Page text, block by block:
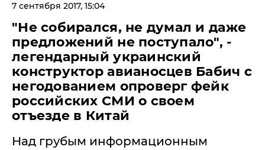
7 сентября 2017, 15:04
"Не собирался, не думал и даже
предложений не поступало", -
легендарный украинский
конструктор авианосцев Бабич с
негодованием опроверг фейк
российских СМИ о своем
отъезде в Китай
Над грубым информационным